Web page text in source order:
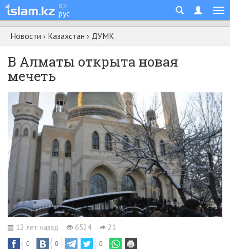
қаз
рус
Новости › Казахстан › ДУМК
В Алматы открыта новая
мечеть
12 лет назад 6524 21
0 0 0